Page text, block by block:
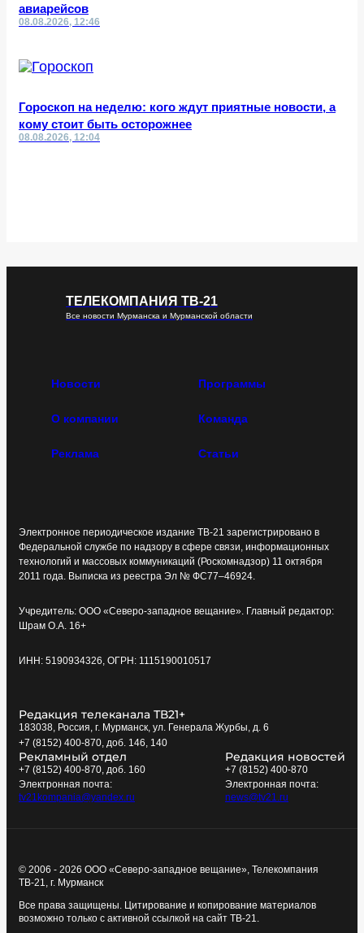
авиарейсов
08.08.2026, 12:46
Гороскоп на неделю: кого ждут приятные новости, а
кому стоит быть осторожнее
08.08.2026, 12:04
ТЕЛЕКОМПАНИЯ ТВ-21
Все новости Мурманска и Мурманской области
Новости Программы
О компании Команда
Реклама Статьи
Электронное периодическое издание ТВ-21 зарегистрировано в
Федеральной службе по надзору в сфере связи, информационных
технологий и массовых коммуникаций (Роскомнадзор) 11 октября
2011 года. Выписка из реестра Эл № ФС77–46924.
Учредитель: ООО «Северо-западное вещание». Главный редактор:
Шрам О.А. 16+
ИНН: 5190934326, ОГРН: 1115190010517
Редакция телеканала ТВ21+
183038, Россия, г. Мурманск, ул. Генерала Журбы, д. 6
+7 (8152) 400-870, доб. 146, 140
Рекламный отдел
+7 (8152) 400-870, доб. 160
Электронная почта:
tv21kompania@yandex.ru
Редакция новостей
+7 (8152) 400-870
Электронная почта:
news@tv21.ru
© 2006 - 2026 ООО «Северо-западное вещание», Телекомпания
ТВ-21, г. Мурманск
Все права защищены. Цитирование и копирование материалов
возможно только с активной ссылкой на сайт ТВ-21.